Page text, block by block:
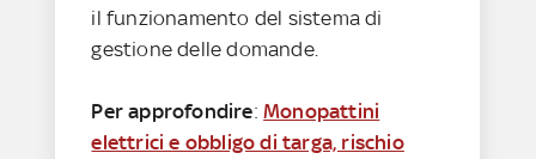
il funzionamento del sistema di
gestione delle domande.
Per approfondire:Monopattini
elettrici e obbligo di targa, rischio